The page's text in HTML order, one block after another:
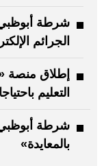
شرطة
الجرائم
إطلاق منصة
التعليم
شرطة أبوظبي
بالمعايدة»